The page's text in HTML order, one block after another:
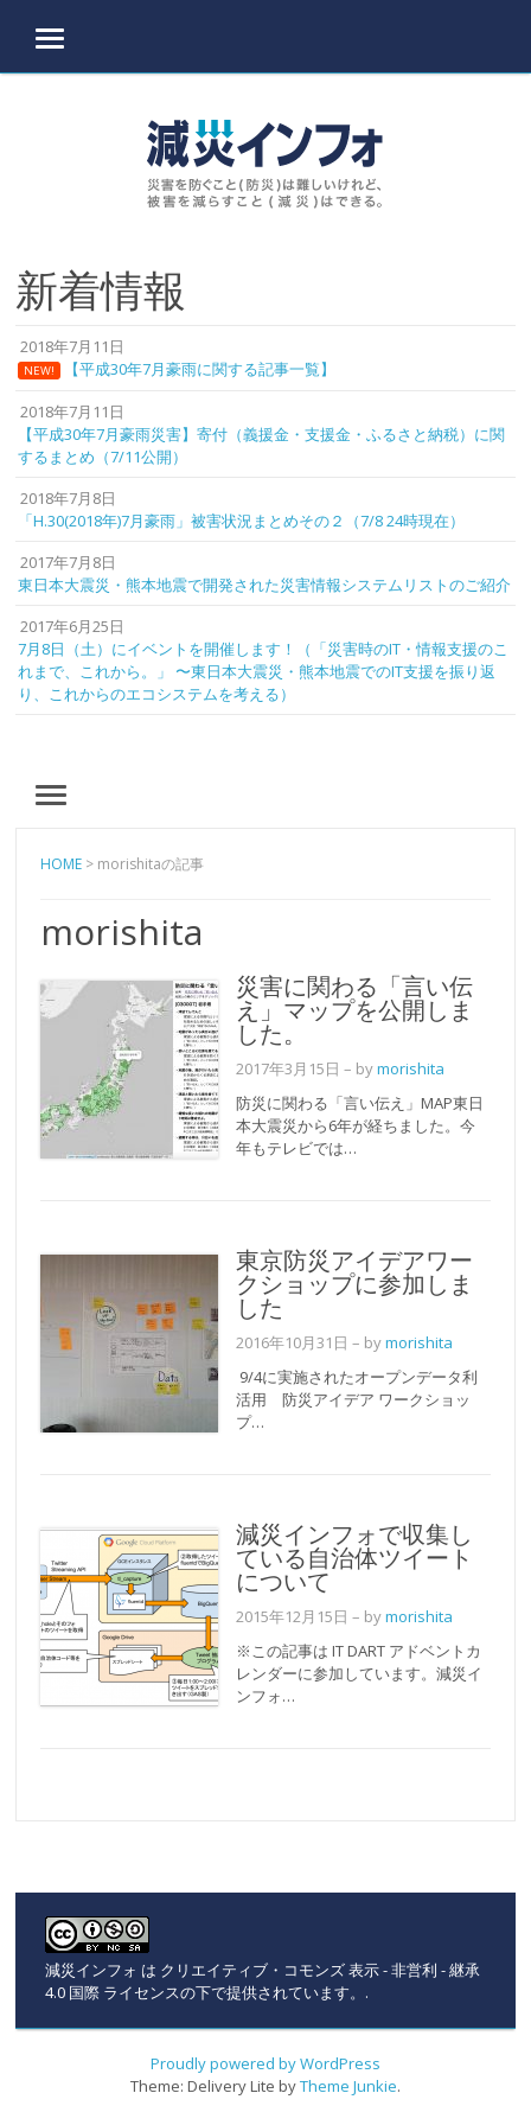
MENU
新着情報
2018年7月11日
NEW! 【平成30年7月豪雨に関する記事一覧】
2018年7月11日
【平成30年7月豪雨災害】寄付（義援金・支援金・ふるさと納税）に関
するまとめ（7/11公開）
2018年7月8日
「H.30(2018年)7月豪雨」被害状況まとめその２（7/8 24時現在）
2017年7月8日
東日本大震災・熊本地震で開発された災害情報システムリストのご紹介
2017年6月25日
7月8日（土）にイベントを開催します！（「災害時のIT・情報支援のこ
れまで、これから。」 〜東日本大震災・熊本地震でのIT支援を振り返
り、これからのエコシステムを考える）
MENU
HOME > morishitaの記事
morishita
災害に関わる「言い伝
え」マップを公開しま
した。
2017年3月15日 – bymorishita
防災に関わる「言い伝え」MAP東日
本大震災から6年が経ちました。今
年もテレビでは…
東京防災アイデアワー
クショップに参加しま
した
2016年10月31日 – bymorishita
9/4に実施されたオープンデータ利
活用 防災アイデア ワークショッ
プ…
減災インフォで収集し
ている自治体ツイート
について
2015年12月15日 – bymorishita
※この記事は IT DART アドベントカ
レンダーに参加しています。減災イ
ンフォ…
減災インフォ は クリエイティブ・コモンズ 表示 - 非営利 - 継承
4.0 国際 ライセンスの下で提供されています。 .
Proudly powered by WordPress
Theme: Delivery Lite byTheme Junkie.